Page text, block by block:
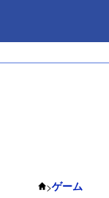
>ゲーム